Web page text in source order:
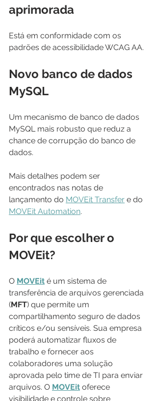
aprimorada
Está em conformidade com os
padrões de acessibilidade WCAG AA.
Novo banco de dados
MySQL
Um mecanismo de banco de dados
MySQL mais robusto que reduz a
chance de corrupção do banco de
dados.
Mais detalhes podem ser
encontrados nas notas de
lançamento do MOVEit Transfer e do
MOVEit Automation.
Por que escolher o
MOVEit?
O MOVEit é um sistema de
transferência de arquivos gerenciada
(MFT) que permite um
compartilhamento seguro de dados
críticos e/ou sensíveis. Sua empresa
poderá automatizar fluxos de
trabalho e fornecer aos
colaboradores uma solução
aprovada pelo time de TI para enviar
arquivos. O MOVEit oferece
visibilidade e controle sobre